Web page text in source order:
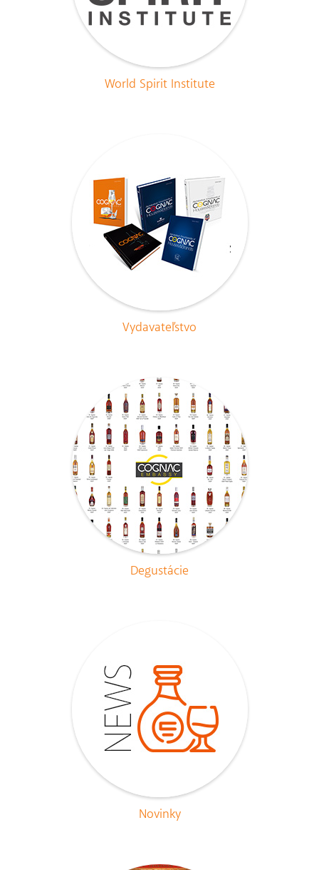
World Spirit Institute
Vydavateľstvo
Degustácie
Novinky